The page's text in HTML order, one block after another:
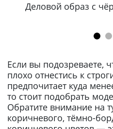
Деловой образ с
Если вы подозреваете,
плохо отнестись к
предпочитает куда
то стоит подобрать
Обратите внимание на
коричневого, тёмно-